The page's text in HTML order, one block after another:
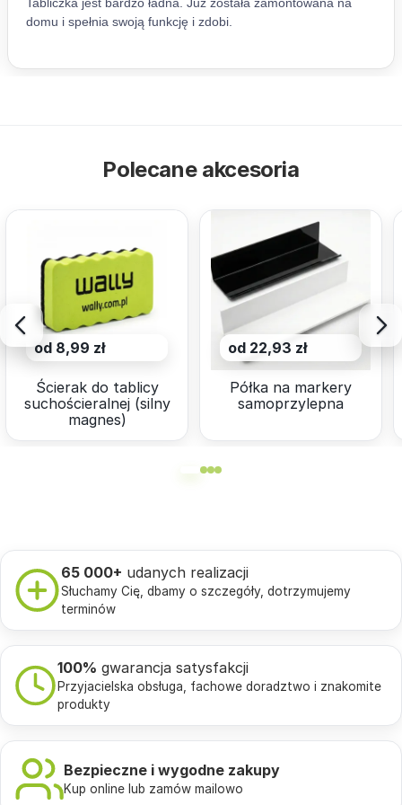
Polecane akcesoria
od 8,99 zł
Ścierak do tablicy
suchościeralnej (silny
magnes)
od 22,93 zł
Półka na markery
samoprzylepna
65 000+ udanych realizacji
Słuchamy Cię, dbamy o szczegóły, dotrzymujemy
terminów
100% gwarancja satysfakcji
Przyjacielska obsługa, fachowe doradztwo i znakomite
produkty
Bezpieczne i wygodne zakupy
Kup online lub zamów mailowo